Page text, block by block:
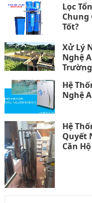
Lọc
Chung
Tốt?
Xử Lý
Nghệ
Hệ
Nghệ
Hệ
Quyết
Căn Hộ